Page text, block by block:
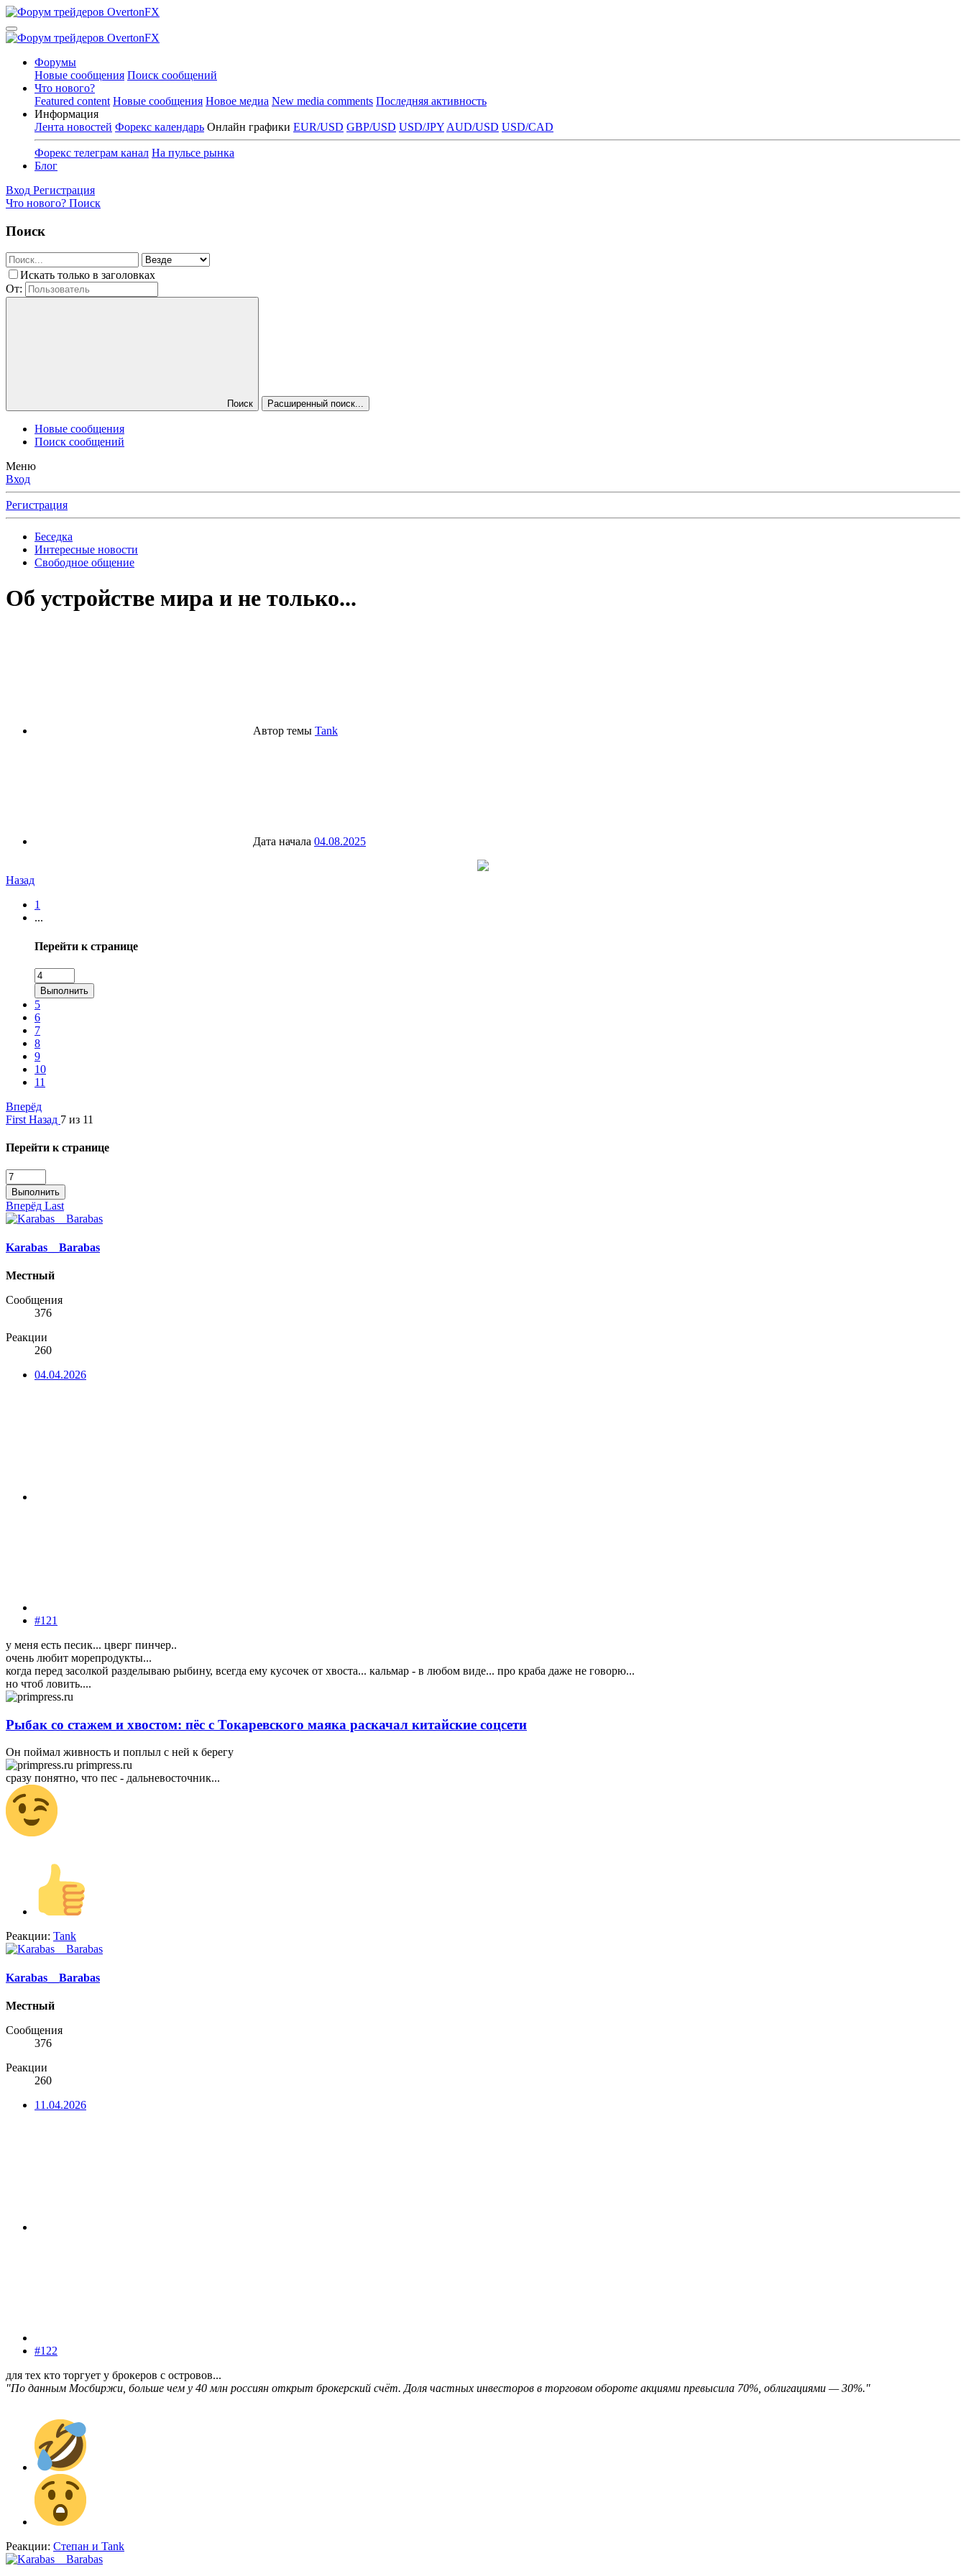
Форумы
Новые сообщения Поиск сообщений
Что нового?
Featured content Новые сообщения Новое медиа New media comments Последняя активность
Информация
Лента новостей Форекс календарь Онлайн графики EUR/USD GBP/USD USD/JPY AUD/USD USD/CAD
Форекс телеграм канал На пульсе рынка
Блог
Вход Регистрация
Что нового? Поиск
Поиск
Искать только в заголовках
От:
Поиск Расширенный поиск...
Новые сообщения
Поиск сообщений
Меню
Вход
Регистрация
Беседка
Интересные новости
Свободное общение
Об устройстве мира и не только...
Автор темы Tank
Дата начала 04.08.2025
Назад
1
...
Перейти к странице
Выполнить
5
6
7
8
9
10
11
Вперёд
First Назад 7 из 11
Перейти к странице
Выполнить
Вперёд Last
Karabas__Barabas
Местный
Сообщения
376
Реакции
260
04.04.2026
#121
у меня есть песик... цверг пинчер..
очень любит морепродукты...
когда перед засолкой разделываю рыбину, всегда ему кусочек от хвоста... кальмар - в любом виде... про краба даже не говорю...
но чтоб ловить....
Рыбак со стажем и хвостом: пёс с Токаревского маяка раскачал китайские соцсети
Он поймал живность и поплыл с ней к берегу
primpress.ru
сразу понятно, что пес - дальневосточник...
Реакции: Tank
Karabas__Barabas
Местный
Сообщения
376
Реакции
260
11.04.2026
#122
для тех кто торгует у брокеров с островов...
"По данным Мосбиржи, больше чем у 40 млн россиян открыт брокерский счёт. Доля частных инвесторов в торговом обороте акциями превысила 70%, облигациями — 30%."
Реакции: Степан и Tank